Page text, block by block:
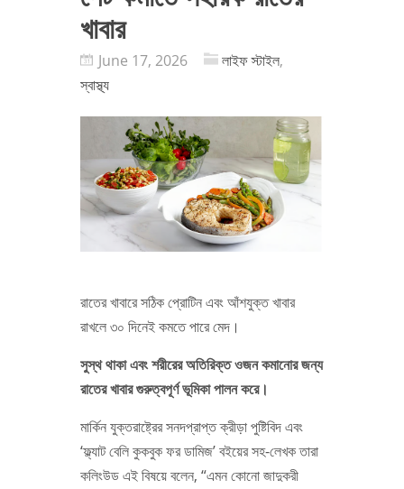
খাবার
June 17, 2026 লাইফ স্টাইল,
স্বাস্থ্য
রাতের খাবারে সঠিক প্রোটিন এবং আঁশযুক্ত খাবার
রাখলে ৩০ দিনেই কমতে পারে মেদ।
সুস্থ থাকা এবং শরীরের অতিরিক্ত ওজন কমানোর জন্য
রাতের খাবার গুরুত্বপূর্ণ ভূমিকা পালন করে।
মার্কিন যুক্তরাষ্ট্রের সনদপ্রাপ্ত ক্রীড়া পুষ্টিবিদ এবং
‘ফ্ল্যাট বেলি কুকবুক ফর ডামিজ’ বইয়ের সহ-লেখক তারা
কলিংউড এই বিষয়ে বলেন, “এমন কোনো জাদুকরী